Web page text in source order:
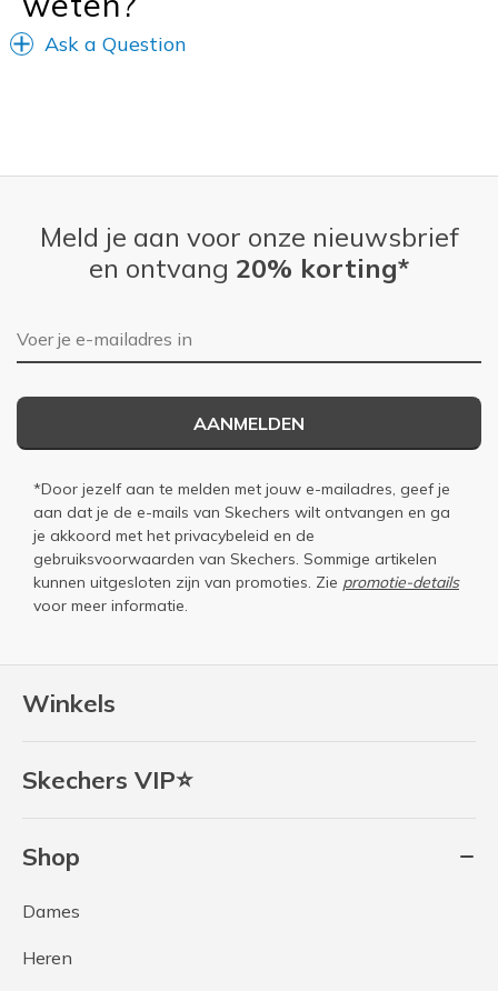
Sizing
View On Shoes
Ask a Question
Winkels
Skechers VIP⭐
Shop
Dames
Heren
Meld je aan voor onze nieuwsbrief
en ontvang 20% korting*
E-mailadres
AANMELDEN
*Door jezelf aan te melden met jouw e-mailadres, geef je
aan dat je de e-mails van Skechers wilt ontvangen en ga
je akkoord met het privacybeleid en de
gebruiksvoorwaarden van Skechers. Sommige artikelen
kunnen uitgesloten zijn van promoties. Zie promotie-details
voor meer informatie.